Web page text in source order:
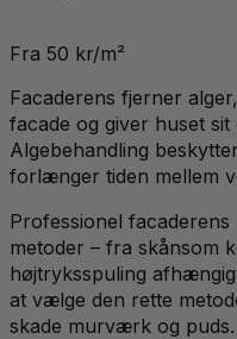
Fra 50 kr/m²
Facaderens fjerner
facade og giver huset sit
Algebehandling
forlænger tiden mellem
Professionel
metoder – fra skånsom
højtryksspuling
at vælge den rette
skade murværk og puds.